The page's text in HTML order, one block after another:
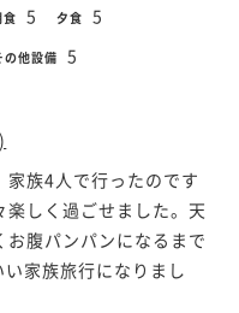
食 5 夕食 5
の他設備 5
族4人で行ったのです
しく過ごせました。天
腹パンパンになるまで
家族旅行になりまし